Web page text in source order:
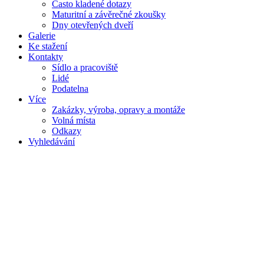
Často kladené dotazy
Maturitní a závěrečné zkoušky
Dny otevřených dveří
Galerie
Ke stažení
Kontakty
Sídlo a pracoviště
Lidé
Podatelna
Více
Zakázky, výroba, opravy a montáže
Volná místa
Odkazy
Vyhledávání